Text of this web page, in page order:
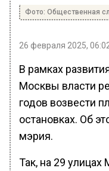
Фото: Общественная
26 февраля 2025,
В рамках
Москвы власти
годов возвести
остановках. Об
мэрия.
Так, на 29